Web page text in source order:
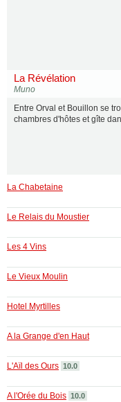
La Révélation
Muno
Entre Orval et Bouillon se
chambres d'hôtes et gîte
La Chabetaine
Le Relais du Moustier
Les 4 Vins
Le Vieux Moulin
Hotel Myrtilles
A la Grange d'en Haut
L'Aïl des Ours 10.0
A l'Orée du Bois 10.0